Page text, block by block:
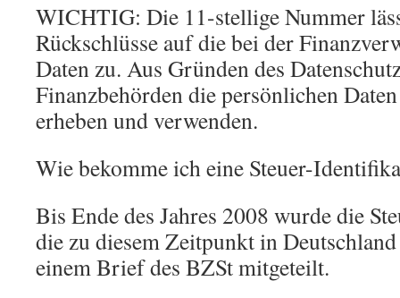
WICHTIG: Die 11-stellige Nummer
Rückschlüsse auf die bei der
Daten zu. Aus Gründen des
Finanzbehörden die persönlichen
erheben und verwenden.
Wie bekomme ich eine Steuer-
Bis Ende des Jahres 2008 wurde die
die zu diesem Zeitpunkt in
einem Brief des BZSt mitgeteilt.